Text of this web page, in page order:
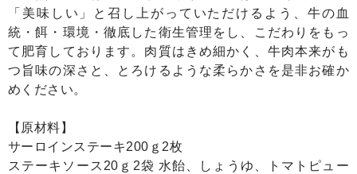
「美味しい」と召し上がっていただけるよう、牛の血
統・餌・環境・徹底した衛生管理をし、こだわりをもっ
て肥育しております。肉質はきめ細かく、牛肉本来がも
つ旨味の深さと、とろけるような柔らかさを是非お確か
めください。
【原材料】
サーロインステーキ200ｇ2枚
ステーキソース20ｇ2袋 水飴、しょうゆ、トマトピュー